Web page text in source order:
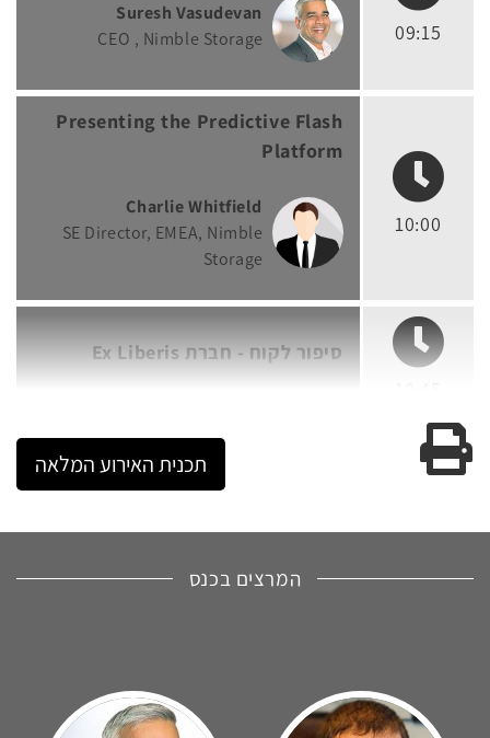
09:15
Suresh Vasudevan
CEO Nimble Storage
10:00
Presenting the Predictive Flash
Platform
Charlie Whitfield
SE Director, EMEA Nimble
Storage
סיפור לקוח - חברת Ex Liberis
תכנית האירוע המלאה
המרצים בכנס